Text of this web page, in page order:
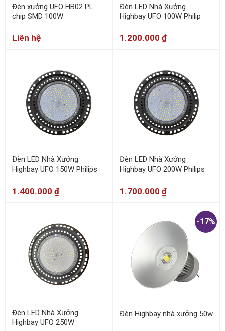
Đèn xưởng UFO HB02 PL
chip SMD 100W
Liên hệ
Đèn LED Nhà Xưởng
Highbay UFO 100W Philip
1.200.000 ₫
Đèn LED Nhà Xưởng
Highbay UFO 150W Philips
1.400.000 ₫
Đèn LED Nhà Xưởng
Highbay UFO 200W Philips
1.700.000 ₫
Đèn LED Nhà Xưởng
Highbay UFO 250W
-17%
Đèn Highbay nhà xưởng 50w